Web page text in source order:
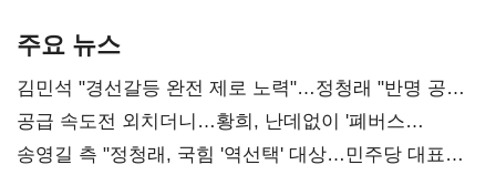
주요 뉴스
김민석 "경선갈등 완전 제로 노력"…정청래 "반명 공세
사과부터"
공급 속도전 외치더니…황희, 난데없이 '폐버스
리모델링' 제안
송영길 측 "정청래, 국힘 '역선택' 대상…민주당 대표로